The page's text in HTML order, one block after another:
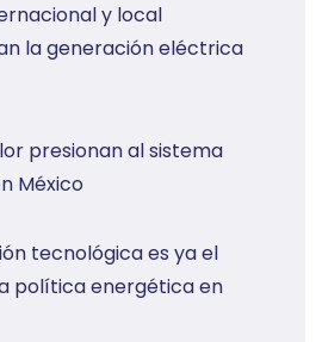
y local
la generación eléctrica
presionan al sistema
México
tecnológica es ya el
política energética en